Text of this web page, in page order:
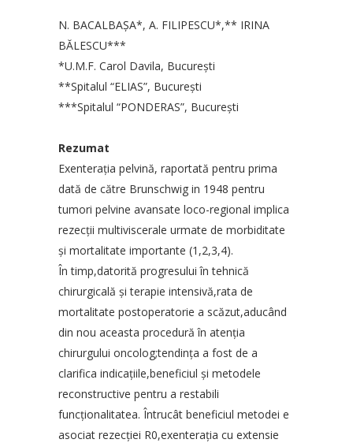
N. BACALBAŞA*, A. FILIPESCU*,** IRINA
BĂLESCU***
*U.M.F. Carol Davila, Bucureşti
**Spitalul “ELIAS”, Bucureşti
***Spitalul “PONDERAS”, Bucureşti
Rezumat
Exenteraţia pelvină, raportată pentru prima
dată de către Brunschwig in 1948 pentru
tumori pelvine avansate loco-regional implica
rezecţii multiviscerale urmate de morbiditate
şi mortalitate importante (1,2,3,4).
În timp,datorită progresului în tehnică
chirurgicală şi terapie intensivă,rata de
mortalitate postoperatorie a scăzut,aducând
din nou aceasta procedură în atenţia
chirurgului oncolog;tendinţa a fost de a
clarifica indicaţiile,beneficiul şi metodele
reconstructive pentru a restabili
funcţionalitatea. Întrucât beneficiul metodei e
asociat rezecţiei R0,exenteraţia cu extensie